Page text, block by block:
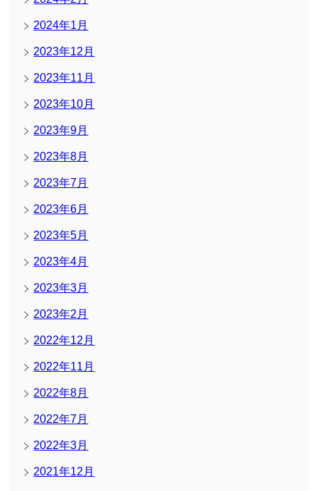
2024年1月
2023年12月
2023年11月
2023年10月
2023年9月
2023年8月
2023年7月
2023年6月
2023年5月
2023年4月
2023年3月
2023年2月
2022年12月
2022年11月
2022年8月
2022年7月
2022年3月
2021年12月